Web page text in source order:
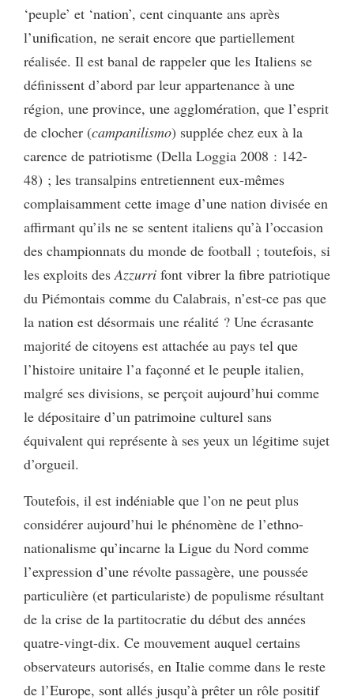
‘peuple’ et ‘nation’, cent cinquante ans après
l’unification, ne serait encore que partiellement
réalisée. Il est banal de rappeler que les Italiens se
définissent d’abord par leur appartenance à une
région, une province, une agglomération, que l’esprit
de clocher (campanilismo) supplée chez eux à la
carence de patriotisme (Della Loggia 2008 : 142-
48) ; les transalpins entretiennent eux-mêmes
complaisamment cette image d’une nation divisée en
affirmant qu’ils ne se sentent italiens qu’à l’occasion
des championnats du monde de football ; toutefois, si
les exploits des Azzurri font vibrer la fibre patriotique
du Piémontais comme du Calabrais, n’est-ce pas que
la nation est désormais une réalité ? Une écrasante
majorité de citoyens est attachée au pays tel que
l’histoire unitaire l’a façonné et le peuple italien,
malgré ses divisions, se perçoit aujourd’hui comme
le dépositaire d’un patrimoine culturel sans
équivalent qui représente à ses yeux un légitime sujet
d’orgueil.
Toutefois, il est indéniable que l’on ne peut plus
considérer aujourd’hui le phénomène de l’ethno-
nationalisme qu’incarne la Ligue du Nord comme
l’expression d’une révolte passagère, une poussée
particulière (et particulariste) de populisme résultant
de la crise de la partitocratie du début des années
quatre-vingt-dix. Ce mouvement auquel certains
observateurs autorisés, en Italie comme dans le reste
de l’Europe, sont allés jusqu’à prêter un rôle positif